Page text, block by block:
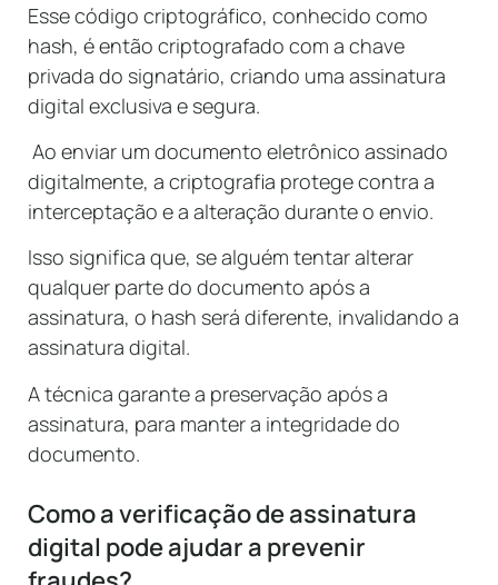
Esse código criptográfico, conhecido como
hash, é então criptografado com a chave
privada do signatário, criando uma assinatura
digital exclusiva e segura.
Ao enviar um documento eletrônico assinado
digitalmente, a criptografia protege contra a
interceptação e a alteração durante o envio.
Isso significa que, se alguém tentar alterar
qualquer parte do documento após a
assinatura, o hash será diferente, invalidando a
assinatura digital.
A técnica garante a preservação após a
assinatura, para manter a integridade do
documento.
Como a verificação de assinatura
digital pode ajudar a prevenir